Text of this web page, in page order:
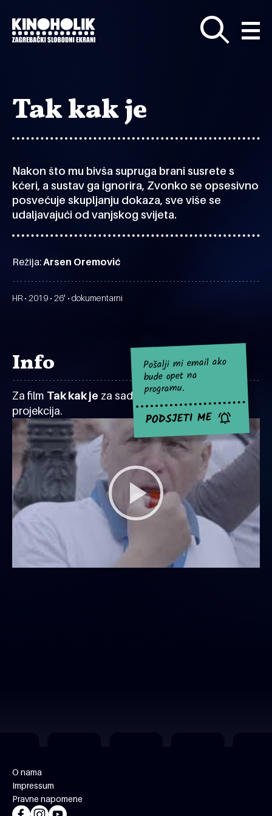
glavni
sadržaj
Tak kak je
Nakon što mu bivša supruga brani susrete s
kćeri, a sustav ga ignorira, Zvonko se opsesivno
posvećuje skupljanju dokaza, sve više se
udaljavajući od vanjskog svijeta.
Režija:Arsen Oremović
HR • 2019 • 26' • dokumentarni
Info
Za film Tak kak je za sad nema najavljenih
projekcija.
Pošalji mi email ako
bude opet na
programu.
PODSJETI ME
O nama
Impressum
Pravne napomene